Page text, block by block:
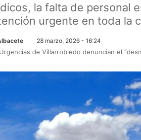
la falta de personal
urgente en toda la
28 marzo, 2026 - 16:24
de Villarrobledo denuncian el